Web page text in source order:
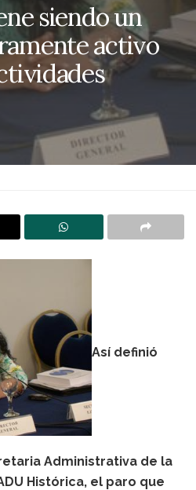
siendo un
activo
Así definió
Administrativa de la
Histórica, el paro que